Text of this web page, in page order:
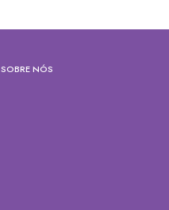
SOBRE NÓS